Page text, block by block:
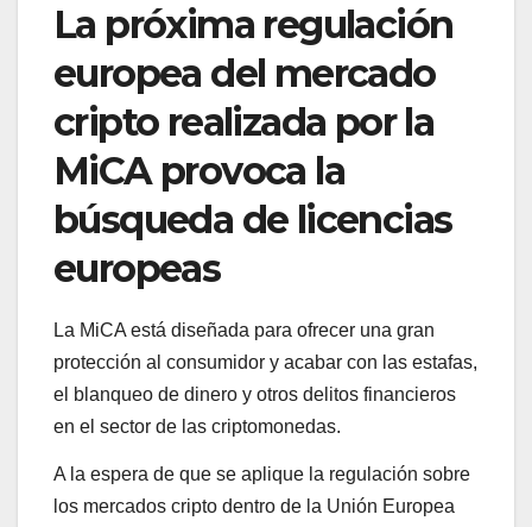
La próxima regulación
europea del mercado
cripto realizada por la
MiCA provoca la
búsqueda de licencias
europeas
La MiCA está diseñada para ofrecer una gran
protección al consumidor y acabar con las estafas,
el blanqueo de dinero y otros delitos financieros
en el sector de las criptomonedas.
A la espera de que se aplique la regulación sobre
los mercados cripto dentro de la Unión Europea